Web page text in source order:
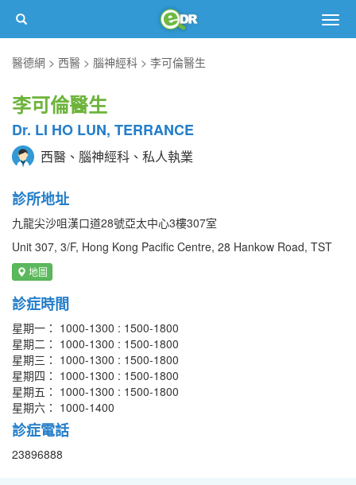
醫德網
西醫 腦神經科 李可倫醫生
李可倫醫生
Dr. LI HO LUN, TERRANCE
西醫、腦神經科、私人執業
診所地址
九龍尖沙咀漢口道28號亞太中心3樓307室
Unit 307, 3/F, Hong Kong Pacific Centre, 28 Hankow Road, TST
地圖
診症時間
星期一： 1000-1300 : 1500-1800
星期二： 1000-1300 : 1500-1800
星期三： 1000-1300 : 1500-1800
星期四： 1000-1300 : 1500-1800
星期五： 1000-1300 : 1500-1800
星期六： 1000-1400
診症電話
23896888